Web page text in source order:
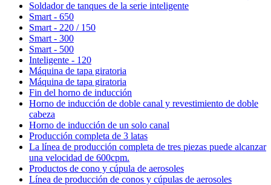
Soldador de tanques de la serie inteligente
Smart - 650
Smart - 220 / 150
Smart - 300
Smart - 500
Inteligente - 120
Máquina de tapa giratoria
Máquina de tapa giratoria
Fin del horno de inducción
Horno de inducción de doble canal y revestimiento de doble
cabeza
Horno de inducción de un solo canal
Producción completa de 3 latas
La línea de producción completa de tres piezas puede alcanzar
una velocidad de 600cpm.
Productos de cono y cúpula de aerosoles
Línea de producción de conos y cúpulas de aerosoles